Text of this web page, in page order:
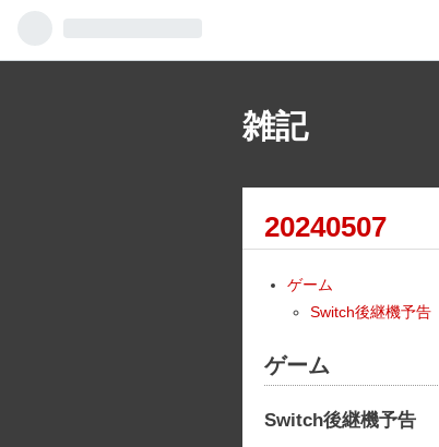
雑記
20240507
ゲーム
Switch後継機予告
ゲーム
Switch後継機予告